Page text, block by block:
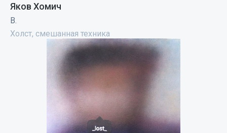
Яков Хомич
B.
Холст, смешанная техника